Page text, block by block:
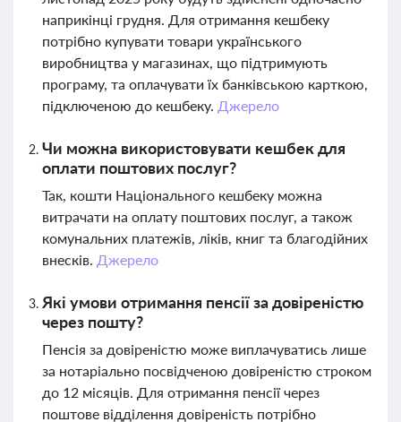
наприкінці грудня. Для отримання кешбеку
потрібно купувати товари українського
виробництва у магазинах, що підтримують
програму, та оплачувати їх банківською карткою,
підключеною до кешбеку. Джерело
Чи можна використовувати кешбек для
оплати поштових послуг?
Так, кошти Національного кешбеку можна
витрачати на оплату поштових послуг, а також
комунальних платежів, ліків, книг та благодійних
внесків. Джерело
Які умови отримання пенсії за довіреністю
через пошту?
Пенсія за довіреністю може виплачуватись лише
за нотаріально посвідченою довіреністю строком
до 12 місяців. Для отримання пенсії через
поштове відділення довіреність потрібно